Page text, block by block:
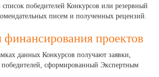
победителей Конкурсов или резервный
писем и полученных рецензий.
финансирования проектов
данных Конкурсов получают заявки,
сформированный Экспертным